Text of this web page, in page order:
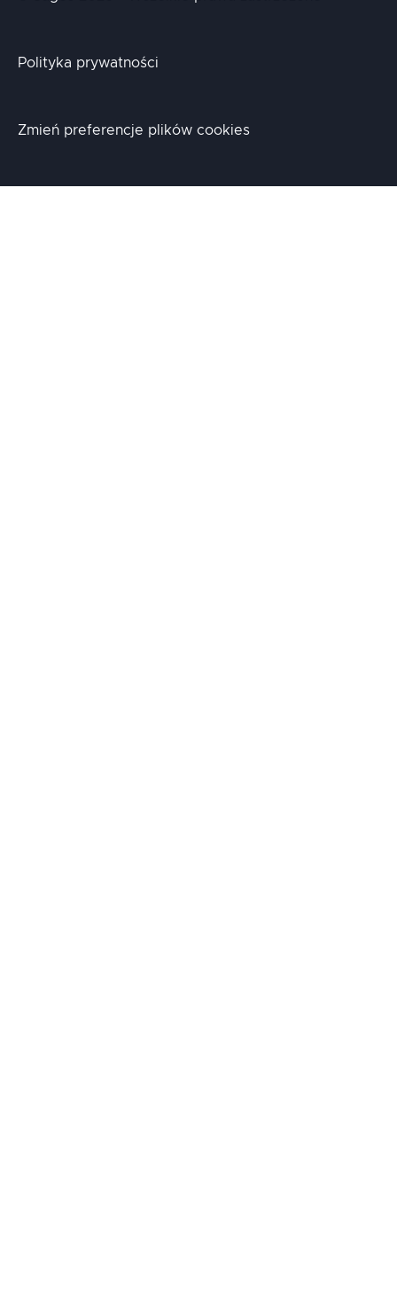
Polityka prywatności
Zmień preferencje plików cookies